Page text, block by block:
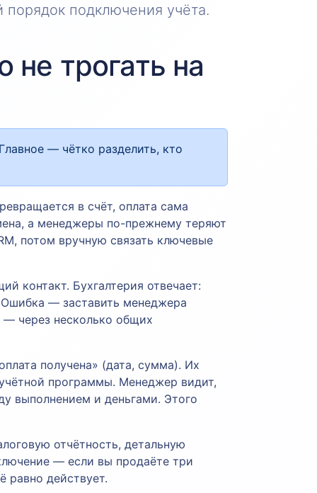
подключения учёта.
не трогать на
— чётко разделить, кто
в счёт, оплата сама
а менеджеры по-прежнему теряют
потом вручную связать ключевые
контакт. Бухгалтерия отвечает:
Ошибка — заставить менеджера
— через несколько общих
получена» (дата, сумма). Их
программы. Менеджер видит,
выполнением и деньгами. Этого
отчётность, детальную
— если вы продаёте три
равно действует.